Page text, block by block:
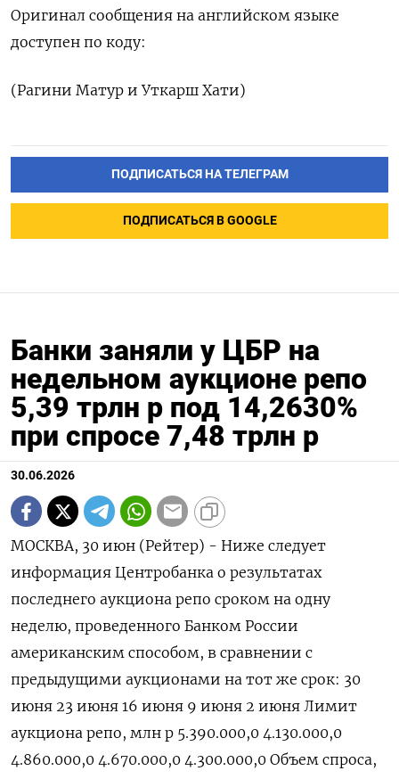
Оригинал сообщения на английском языке
‌доступен по коду:
(Рагини Матур и Уткарш Хати)
ПОДПИСАТЬСЯ НА ТЕЛЕГРАМ
ПОДПИСАТЬСЯ В GOOGLE
Банки заняли у ЦБР на
недельном аукционе репо
5,39 трлн р под 14,2630%
при спросе 7,48 трлн р
30.06.2026
МОСКВА, 30 июн (Рейтер) - Ниже следует
информация Центробанка ‌о результатах
последнего аукциона репо сроком ​на ​одну ​
неделю, проведенного Банком ⁠России
‌американским способом, ‌в сравнении с
предыдущими аукционами ​на ‌тот же срок: 30 ​
июня 23 июня 16 июня 9 ‌июня 2 июня Лимит
аукциона репо, млн р 5.390.000,0 4.130.000,0
4.860.000,0 4.670.000,0 4.300.000,0 Объем ​спроса, ​